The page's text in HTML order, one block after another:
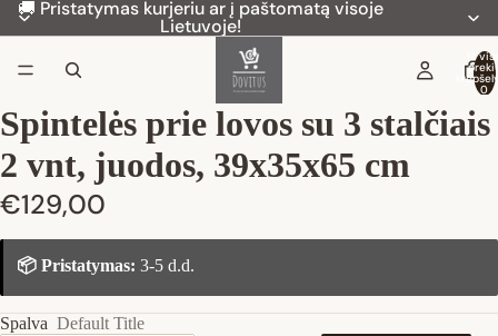
🚚 Pristatymas kurjeriu ar į paštomatą visoje
Lietuvoje!
Iš
0
Spintelės prie lovos su 3 stalčiais
2 vnt, juodos, 39x35x65 cm
€129,00
📦 Pristatymas: 3-5 d.d.
Spalva Default Title